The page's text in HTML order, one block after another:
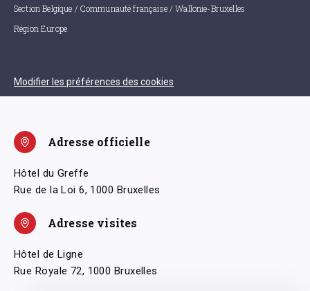
Section Belgique / Communauté française / Wallonie-Bruxelles
Région Europe
Modifier les préférences des cookies
Adresse officielle
Hôtel du Greffe
Rue de la Loi 6, 1000 Bruxelles
Adresse visites
Hôtel de Ligne
Rue Royale 72, 1000 Bruxelles